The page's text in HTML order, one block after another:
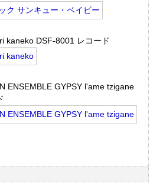
kaneko DSF-8001 レコード
ENSEMBLE GYPSY l'ame tzigane